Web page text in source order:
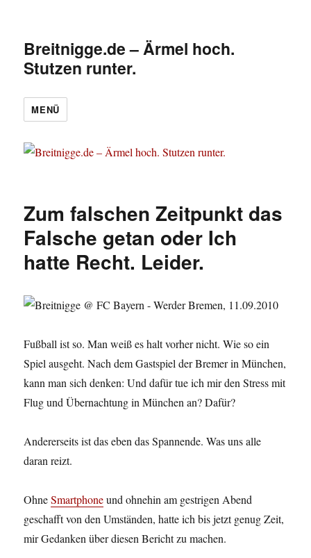
Breitnigge.de – Ärmel hoch.
Stutzen runter.
MENÜ
Zum falschen Zeitpunkt das
Falsche getan oder Ich
hatte Recht. Leider.
Fußball ist so. Man weiß es halt vorher nicht. Wie so ein
Spiel ausgeht. Nach dem Gastspiel der Bremer in München,
kann man sich denken: Und dafür tue ich mir den Stress mit
Flug und Übernachtung in München an? Dafür?
Andererseits ist das eben das Spannende. Was uns alle
daran reizt.
OhneSmartphoneund ohnehin am gestrigen Abend
geschafft von den Umständen, hatte ich bis jetzt genug Zeit,
mir Gedanken über diesen Bericht zu machen.